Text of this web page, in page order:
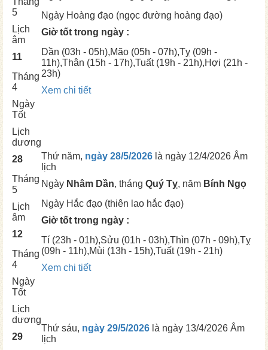
5
Lịch
âm
11
Tháng
4
Ngày
Tốt
Ngày Hoàng đạo (ngọc đường hoàng đạo)
Giờ tốt trong ngày :
Dần (03h - 05h),Mão (05h - 07h),Tỵ (09h -
11h),Thân (15h - 17h),Tuất(19h - 21h),Hợi (21h -
23h)
Xem chi tiết
Lịch
dương
28
Tháng
5
Lịch
âm
12
Tháng
4
Ngày
Tốt
Thứ năm, ngày 28/5/2026 là ngày 12/4/2026 Âm
lịch
Ngày Nhâm Dần, tháng Quý Tỵ, năm Bính Ngọ
Ngày Hắc đạo (thiên lao hắc đạo)
Giờ tốt trong ngày :
Tí (23h - 01h),Sửu (01h - 03h),Thìn (07h - 09h),Tỵ
(09h - 11h),Mùi (13h - 15h),Tuất(19h - 21h)
Xem chi tiết
Lịch
dương
29
Thứ sáu, ngày 29/5/2026 là ngày 13/4/2026 Âm
lịch